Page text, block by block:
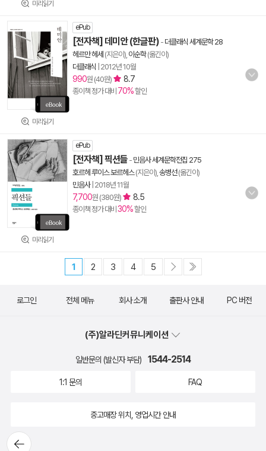
미리읽기
미리읽기
ePub
[전자책] 데미안 (한글판) - 더클래식 세계문학 28
헤르만 헤세 (지은이), 이순학(옮긴이)
더클래식 2012년 10월
990원 (40원) 8.7
종이책 정가 대비 70%할인
미리읽기
ePub
[전자책] 픽션들 - 민음사 세계문학전집 275
호르헤 루이스 보르헤스(지은이), 송병선(옮긴이)
민음사| 2018년 11월
7,700원 (380원) 8.5
종이책 정가 대비 30%할인
1 2 3 4 5
뒤로가
로그인 전체 메뉴 회사 소개 출판사 안내 PC 버전
(주)알라딘커뮤니케이션
일반문의 (발신자 부담) 1544-2514
1:1 문의 FAQ
중고매장 위치, 영업시간 안내